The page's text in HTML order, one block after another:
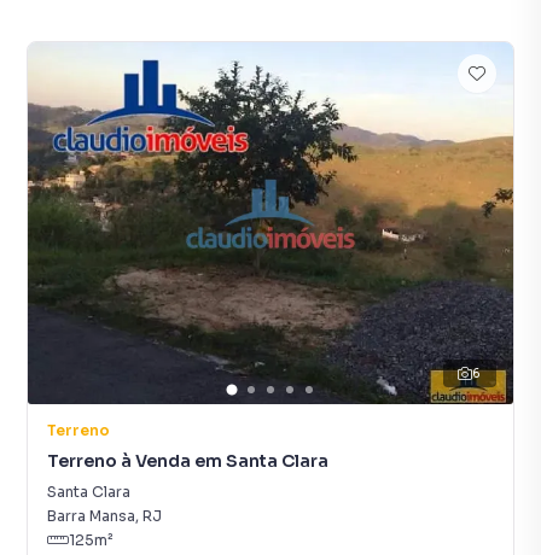
6
Terreno
Terreno à Venda em Santa Clara
Santa Clara
Barra Mansa, RJ
125m²